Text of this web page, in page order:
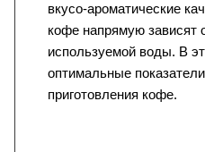
вкусо-ароматические
кофе напрямую зависят
используемой воды. В
оптимальные
приготовления кофе.